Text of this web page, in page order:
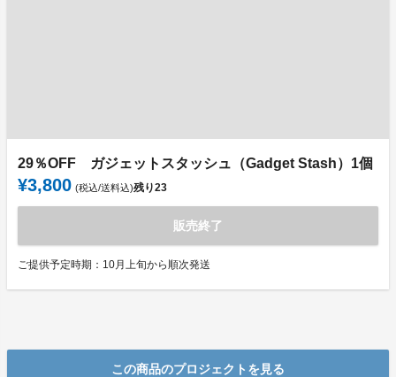
29％OFF ガジェットスタッシュ（Gadget Stash）1個
¥3,800 (税込/送料込)残り23
販売終了
ご提供予定時期：10月上旬から順次発送
この商品のプロジェクトを見る